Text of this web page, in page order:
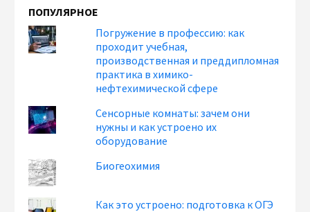
ПОПУЛЯРНОЕ
Погружение в профессию: как
проходит учебная,
производственная и преддипломная
практика в химико-
нефтехимической сфере
Сенсорные комнаты: зачем они
нужны и как устроено их
оборудование
Биогеохимия
Как это устроено: подготовка к ОГЭ